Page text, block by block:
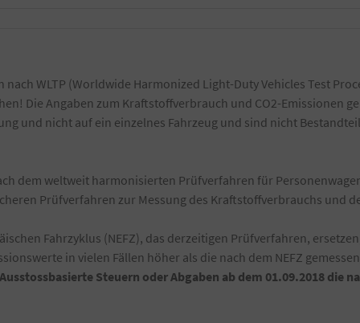
WLTP (Worldwide Harmonized Light-Duty Vehicles Test
Die Angaben zum Kraftstoffverbrauch und CO2-Emissionen
und nicht auf ein einzelnes Fahrzeug und sind nicht
dem weltweit harmonisierten Prüfverfahren für
Prüfverfahren zur Messung des Kraftstoffverbrauchs und
Fahrzyklus (NEFZ), das derzeitigen Prüfverfahren,
in vielen Fällen höher als die nach dem NEFZ
Steuern oder Abgaben ab dem 01.09.2018 die